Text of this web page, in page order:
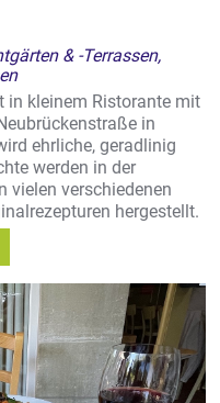
& -Terrassen,
in kleinem Ristorante mit
in
ehrliche, geradlinig
werden in der
vielen verschiedenen
hergestellt.